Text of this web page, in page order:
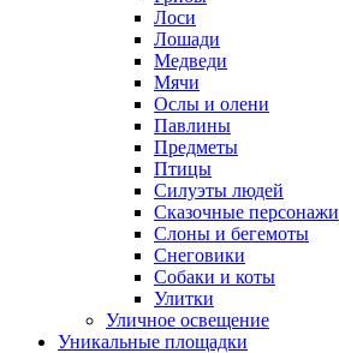
Лоси
Лошади
Медведи
Мячи
Ослы и олени
Павлины
Предметы
Птицы
Силуэты людей
Сказочные персонажи
Слоны и бегемоты
Снеговики
Собаки и коты
Улитки
Уличное освещение
Уникальные площадки